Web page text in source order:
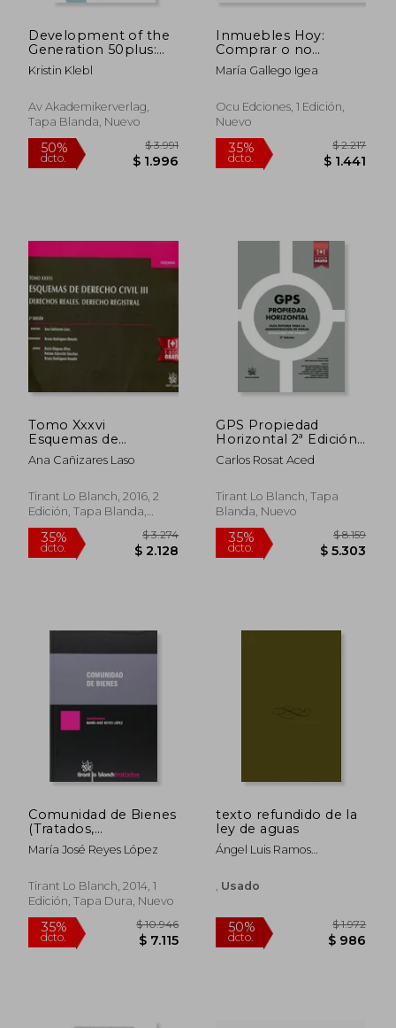
Development of the
Generation 50plus:
Effects on retail
marketing
Kristin Klebl
Av Akademikerverlag,
Tapa Blanda, Nuevo
50%
dcto.
$ 3.991
Inmuebles Hoy:
Comprar o no
Comprar?
María Gallego Igea
Ocu Edciones, 1 Edición,
Nuevo
dcto.
Tomo Xxxvi
Esquemas de
Derecho Civil iii
Derechos Reales.
Edición
Ana Cañizares Laso
Tirant Lo Blanch, 2016, 2
Edición, Tapa Blanda,
Nuevo
dcto. $ 2.128
GPS Propiedad
Horizontal 2ª Edición
2016
Carlos Rosat Aced
Tirant Lo Blanch, Tapa
Blanda, Nuevo
Comunidad de Bienes
(Tratados,
Comentarios y
Practicas Procesales)
María José Reyes López
Tirant Lo Blanch, 2014, 1
Edición, Tapa Dura, Nuevo
texto refundido de la
ley de aguas
Ángel Luis Ramos
Usado